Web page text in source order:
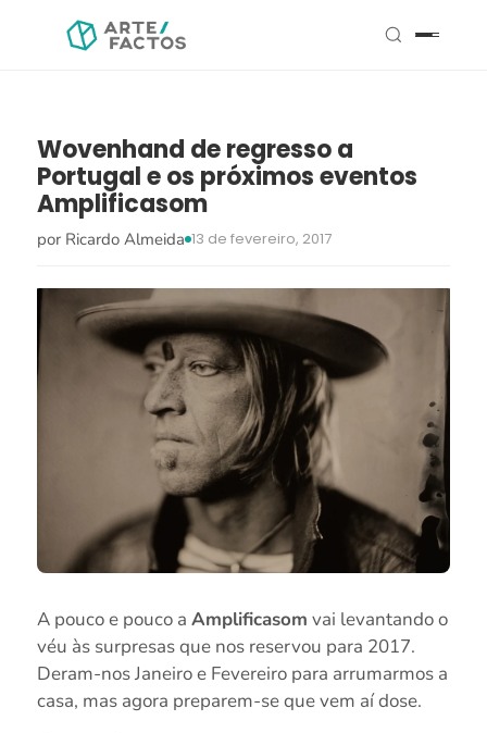
Wovenhand de regresso a
Portugal e os próximos eventos
Amplificasom
por Ricardo Almeida 13 de fevereiro, 2017
A pouco e pouco a Amplificasom vai levantando o
véu às surpresas que nos reservou para 2017.
Deram-nos Janeiro e Fevereiro para arrumarmos a
casa, mas agora preparem-se que vem aí dose.